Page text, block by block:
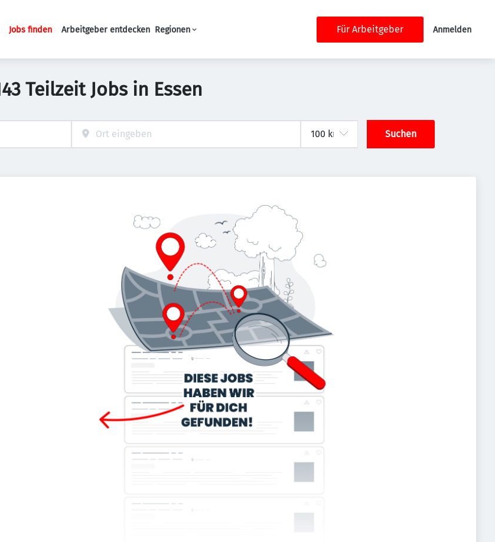
Haupt-Navigation
Jobs finden Arbeitgeber entdecken Regionen Für Arbeitgeber Anmelden
Teilzeit Jobs in Essen
Suchen